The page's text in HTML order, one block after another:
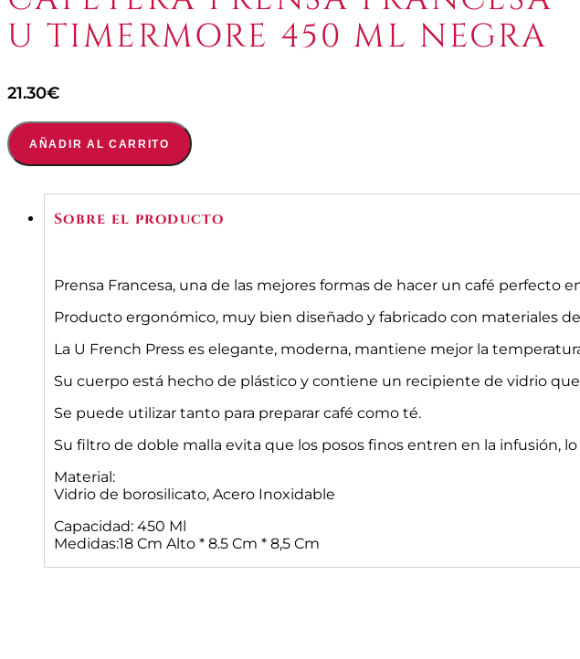
U TIMERMORE 450 ML NEGRA
21.30€
AÑADIR AL CARRITO
Sobre el producto
Prensa Francesa, una de las mejores formas de hacer un café perfecto
Producto ergonómico, muy bien diseñado y fabricado con materiales
La U French Press es elegante, moderna, mantiene mejor la
Su cuerpo está hecho de plástico y contiene un recipiente de vidrio
Se puede utilizar tanto para preparar café como té.
Su filtro de doble malla evita que los posos finos entren en la infusión,
Material:
Vidrio de borosilicato, Acero Inoxidable
Capacidad: 450 Ml
Medidas:18 Cm Alto * 8.5 Cm * 8,5 Cm